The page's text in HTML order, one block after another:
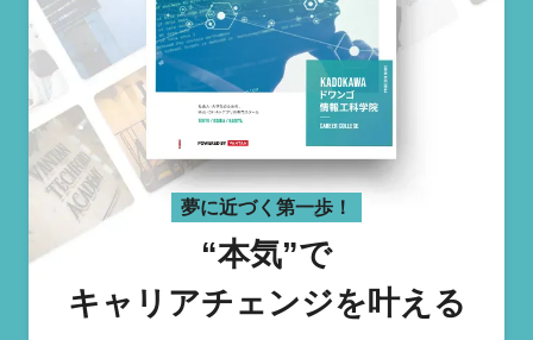
夢に近づく第一歩！
“本気”で
キャリアチェンジを叶える